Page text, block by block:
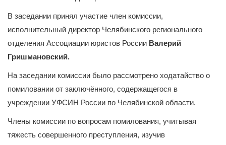
В заседании принял участие член комиссии,
исполнительный директор Челябинского регионального
отделения Ассоциации юристов России Валерий
Гришмановский.
На заседании комиссии было рассмотрено ходатайство о
помиловании от заключённого, содержащегося в
учреждении УФСИН России по Челябинской области.
Члены комиссии по вопросам помилования, учитывая
тяжесть совершенного преступления, изучив